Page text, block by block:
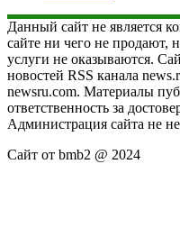
Данный сайт не является
сайте ни чего не продают,
услуги не оказываются.
новостей RSS канала
newsru.com. Материалы
ответственность за
Администрация сайта не
Сайт от bmb2 @ 2024